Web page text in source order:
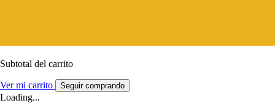
Subtotal del carrito
Ver mi carrito Seguir comprando
Loading...